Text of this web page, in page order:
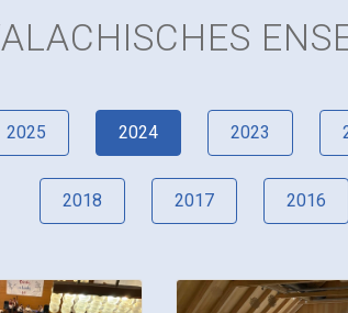
2025 2024 2023
2018 2017 2016